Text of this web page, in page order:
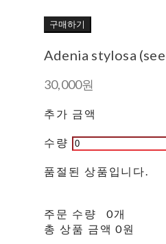
구매하기
Adenia stylosa
30,000원
추가 금액
수량
품절된 상품입니다.
주문 수량
0개
총 상품 금액 0원